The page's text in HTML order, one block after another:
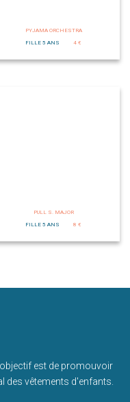
PYJAMA ORCHESTRA
FILLE 5 ANS
4 €
PULL S. MAJOR
FILLE 5 ANS
8 €
est de promouvoir
des vêtements d'enfants.